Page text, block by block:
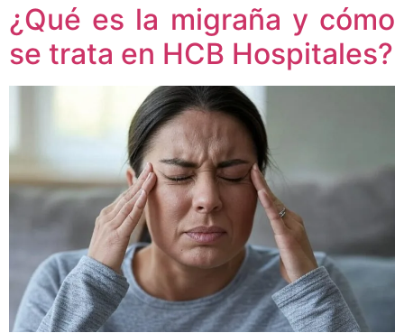
¿Qué es la migraña y cómo
se trata en HCB Hospitales?